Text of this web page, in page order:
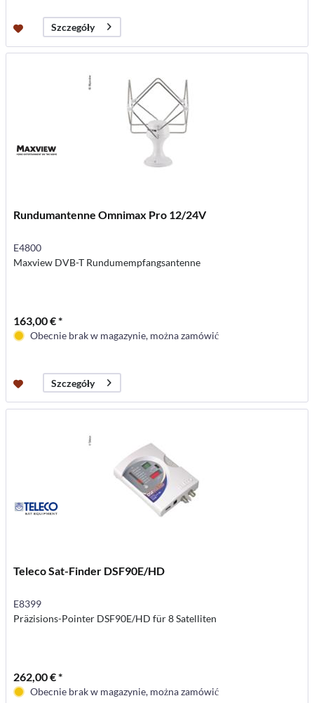
Szczegóły
Rundumantenne Omnimax Pro 12/24V
E4800
Maxview DVB-T Rundumempfangsantenne
163,00 € *
Obecnie brak w magazynie, można zamówić
Szczegóły
Teleco Sat-Finder DSF90E/HD
E8399
Präzisions-Pointer DSF90E/HD für 8 Satelliten
262,00 € *
Obecnie brak w magazynie, można zamówić